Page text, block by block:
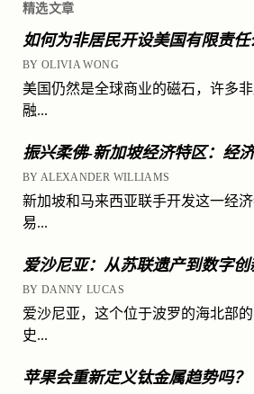
精选文章
如何为非居民开设美国有限责
BY OLIVIA WONG
美国仍然是全球商业的磁石，许多
融...
振兴柔佛-新加坡经济特区：经
BY ALEXANDER WILLIAMS
新加坡和马来西亚联手开发这一经
易...
爱沙尼亚：从苏联遗产到数字
BY DANNY LUCAS
爱沙尼亚，这个位于波罗的海北部
史...
苹果会重新定义钛金属趋势吗？